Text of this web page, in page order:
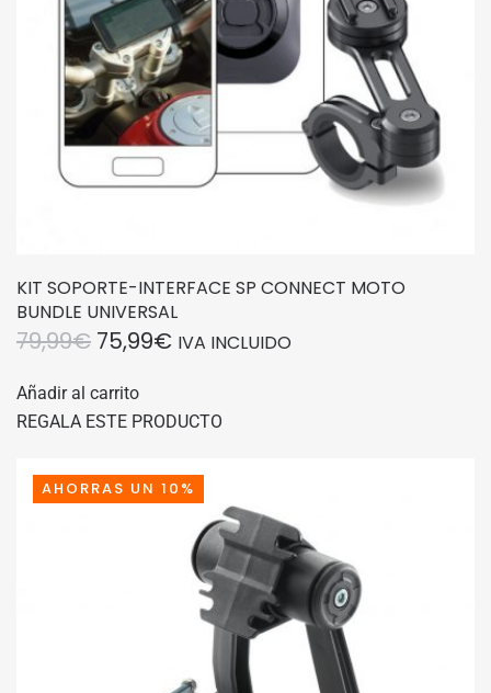
KIT SOPORTE-INTERFACE SP CONNECT MOTO
BUNDLE UNIVERSAL
79,99€ EL
ORIGINAL
79,99€.
75,99€EL
75,99€.
IVA INCLUIDO
Añadir al carrito
REGALA ESTE PRODUCTO
AHORRAS UN 10%